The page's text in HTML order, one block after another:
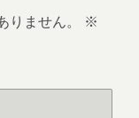
ません。
※